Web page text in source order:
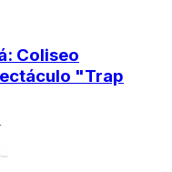
Coliseo
"Trap